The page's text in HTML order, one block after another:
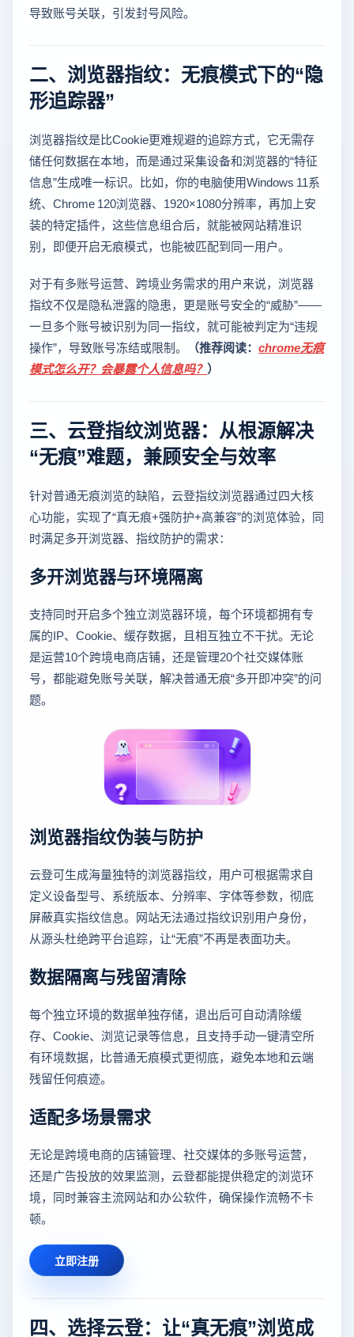
导致账号关联，引发封号风险。
二、浏览器指纹：无痕模式下的“隐
形追踪器”
浏览器指纹是比Cookie更难规避的追踪方式，它无需存
储任何数据在本地，而是通过采集设备和浏览器的“特征
信息”生成唯一标识。比如，你的电脑使用Windows 11系
统、Chrome 120浏览器、1920×1080分辨率，再加上安
装的特定插件，这些信息组合后，就能被网站精准识
别，即便开启无痕模式，也能被匹配到同一用户。
对于有多账号运营、跨境业务需求的用户来说，浏览器
指纹不仅是隐私泄露的隐患，更是账号安全的“威胁”——
一旦多个账号被识别为同一指纹，就可能被判定为“违规
操作”，导致账号冻结或限制。
（推荐阅读： chrome无痕
模式怎么开？会暴露个人信息吗？ ）
三、云登指纹浏览器：从根源解决
“无痕”难题，兼顾安全与效率
针对普通无痕浏览的缺陷，云登指纹浏览器通过四大核
心功能，实现了“真无痕+强防护+高兼容”的浏览体验，同
时满足多开浏览器、指纹防护的需求：
多开浏览器与环境隔离
支持同时开启多个独立浏览器环境，每个环境都拥有专
属的IP、Cookie、缓存数据，且相互独立不干扰。无论
是运营10个跨境电商店铺，还是管理20个社交媒体账
号，都能避免账号关联，解决普通无痕“多开即冲突”的问
题。
浏览器指纹伪装与防护
云登可生成海量独特的浏览器指纹，用户可根据需求自
定义设备型号、系统版本、分辨率、字体等参数，彻底
屏蔽真实指纹信息。网站无法通过指纹识别用户身份，
从源头杜绝跨平台追踪，让“无痕”不再是表面功夫。
数据隔离与残留清除
每个独立环境的数据单独存储，退出后可自动清除缓
存、Cookie、浏览记录等信息，且支持手动一键清空所
有环境数据，比普通无痕模式更彻底，避免本地和云端
残留任何痕迹。
适配多场景需求
无论是跨境电商的店铺管理、社交媒体的多账号运营，
还是广告投放的效果监测，云登都能提供稳定的浏览环
境，同时兼容主流网站和办公软件，确保操作流畅不卡
顿。
立即注册
四、选择云登：让“真无痕”浏览成